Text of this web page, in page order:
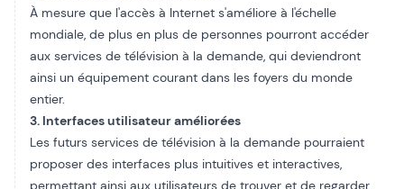
À mesure que l'accès à Internet s'améliore à l'échelle
mondiale, de plus en plus de personnes pourront accéder
aux services de télévision à la demande, qui deviendront
ainsi un équipement courant dans les foyers du monde
entier.
3. Interfaces utilisateur améliorées
Les futurs services de télévision à la demande pourraient
proposer des interfaces plus intuitives et interactives,
permettant ainsi aux utilisateurs de trouver et de regarder